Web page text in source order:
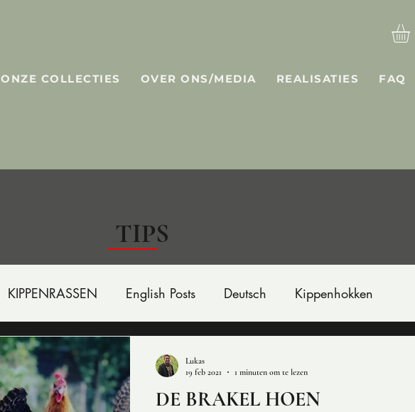
ONZE COLLECTIES OVER ONS/MEDIA REALISATIES FAQ
TIPS
KIPPENRASSEN English Posts Deutsch Kippenhokken
DE BRAKEL HOEN
Lukas
19 feb 2021
1 minuten om te lezen